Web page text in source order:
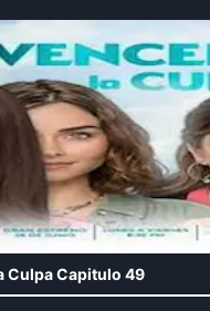
Culpa Capitulo 49